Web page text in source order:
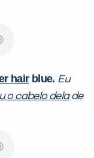
hairblue. Eu
o cabelo delade